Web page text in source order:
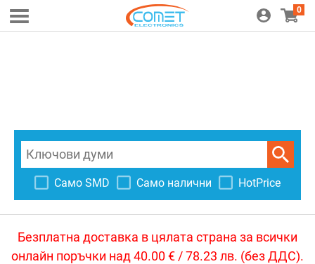
0
Само SMD Само налични HotPrice
Безплатна доставка в цялата страна за всички
онлайн поръчки над 40.00 € / 78.23 лв. (без ДДС).